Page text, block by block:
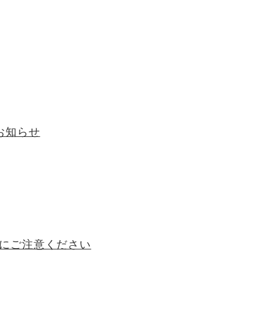
知らせ
ご注意ください